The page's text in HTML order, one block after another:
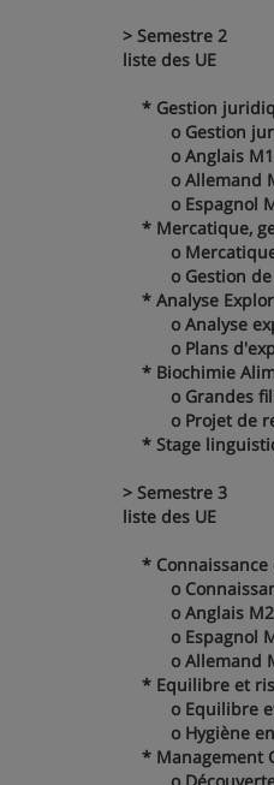
> Semestre 2
liste des UE
* Gestion
o Gestion
o Anglais M1
o Allemand
o Espagnol
* Mercatique,
o
o Gestion de
* Analyse
o Analyse
o Plans
* Biochimie
o Grandes
o Projet de
* Stage
> Semestre 3
liste des UE
* Connaissance
o
o Anglais M2
o Espagnol
o Allemand
* Equilibre et
o Equilibre et
o Hygiène en
* Management